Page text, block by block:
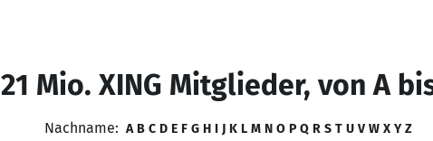
21 Mio. XING Mitglieder, von A
Nachname: A B C D E F G H I J K L M N O P Q R S T U V W X Y Z